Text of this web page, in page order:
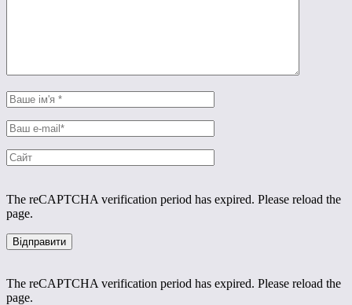
The reCAPTCHA verification period has expired. Please reload the
page.
The reCAPTCHA verification period has expired. Please reload the
page.